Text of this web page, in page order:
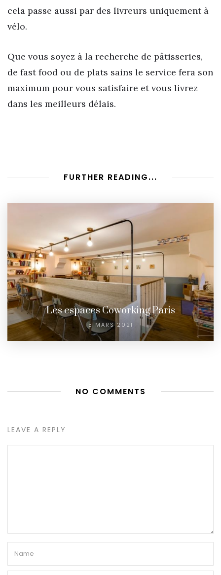
cela passe aussi par des livreurs uniquement à
vélo.
Que vous soyez à la recherche de pâtisseries,
de fast food ou de plats sains le service fera son
maximum pour vous satisfaire et vous livrez
dans les meilleurs délais.
FURTHER READING...
Les espaces Coworking Paris
5 MARS 2021
NO COMMENTS
LEAVE A REPLY